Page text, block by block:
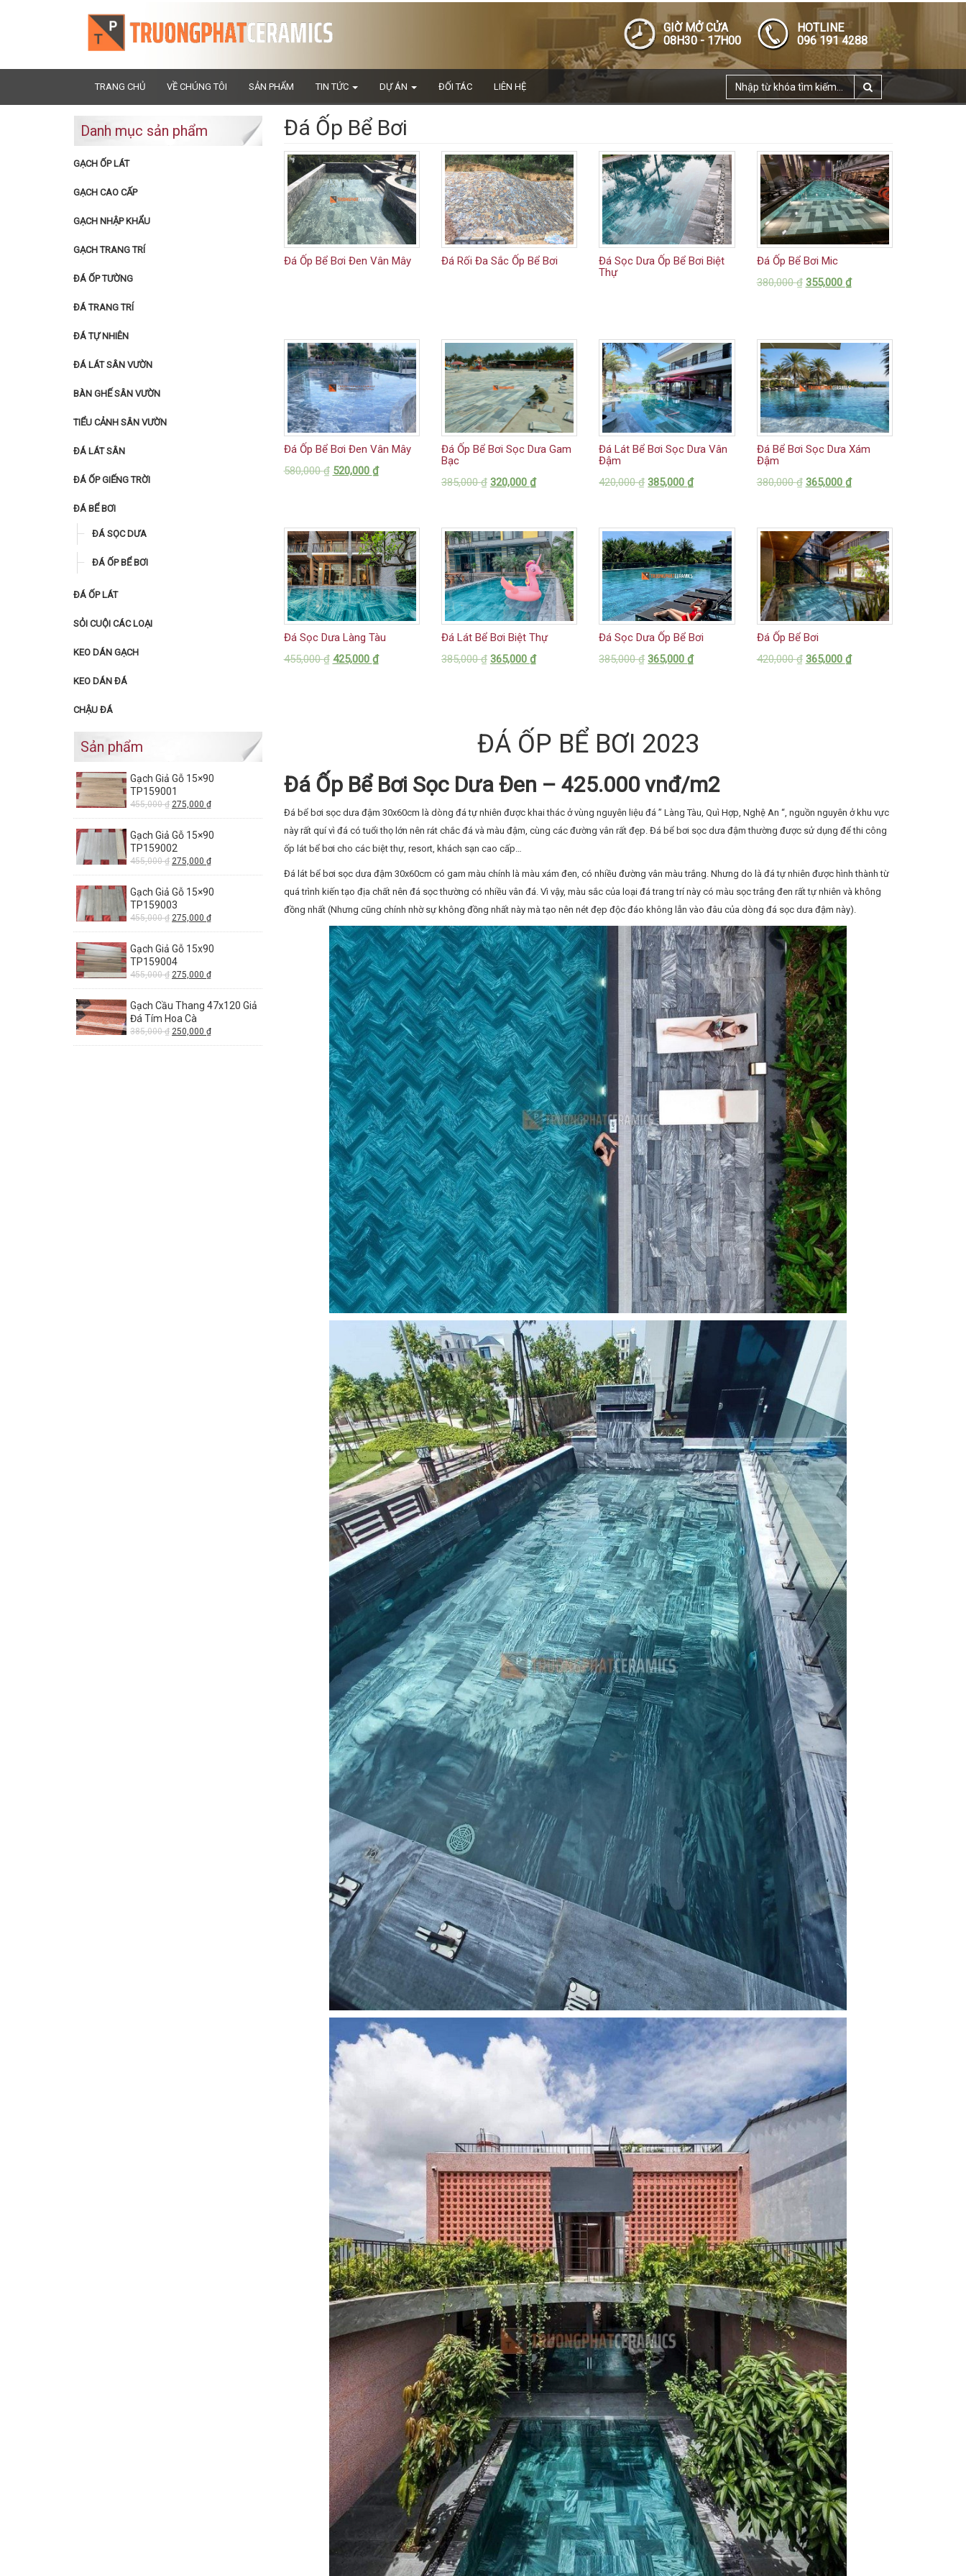
GIỜ MỞ CỬA
08H30 - 17H00
HOTLINE
096 191 4288
TRANG CHỦ VỀ CHÚNG TÔI SẢN PHẨM TIN TỨC DỰ ÁN ĐỐI TÁC LIÊN HỆ
Đá Ốp Bể Bơi
Đá Ốp Bể Bơi Đen Vân Mây Đá Rối Đa Sắc Ốp Bể Bơi
Đá Sọc Dưa Ốp Bể Bơi Biệt
Thự
Đá Ốp Bể Bơi Mic
380,000₫ 355,000 ₫
Đá Ốp Bể Bơi Đen Vân Mây
580,000₫ 520,000 ₫
Đá Ốp Bể Bơi Sọc Dưa Gam
Bạc
385,000₫ 320,000 ₫
Đá Lát Bể Bơi Sọc Dưa Vân
Đậm
420,000₫ 385,000₫
Đá Bể Bơi Sọc Dưa Xám
Đậm
380,000₫ 365,000 ₫
Đá Sọc Dưa Làng Tàu
455,000₫ 425,000 ₫
Đá Lát Bể Bơi Biệt Thự
385,000₫ 365,000 ₫
Đá Sọc Dưa Ốp Bể Bơi
385,000₫ 365,000₫
Đá Ốp Bể Bơi
420,000₫ 365,000 ₫
ĐÁ ỐP BỂ BƠI 2023
Đá Ốp Bể Bơi Sọc Dưa Đen – 425.000 vnđ/m2
Đá bể bơi sọc dưa đậm 30x60cm là dòng đá tự nhiên được khai thác ở vùng nguyên liệu đá ” Làng Tàu, Quì Hợp, Nghệ An “, nguồn nguyên ở khu vực
này rất quí vì đá có tuổi thọ lớn nên rát chắc đá và màu đậm, cùng các đường vân rất đẹp. Đá bể bơi sọc dưa đậm thường được sử dụng để thi công
ốp lát bể bơi cho các biệt thự, resort, khách sạn cao cấp…
Đá lát bể bơi sọc dưa đậm 30x60cm có gam màu chính là màu xám đen, có nhiều đường vân màu trắng. Nhưng do là đá tự nhiên được hình thành từ
quá trình kiến tạo địa chất nên đá sọc thường có nhiều vân đá. Vì vậy, màu sắc của loại đá trang trí này có màu sọc trắng đen rất tự nhiên và không
đồng nhất (Nhưng cũng chính nhờ sự không đồng nhất này mà tạo nên nét đẹp độc đáo không lẫn vào đâu của dòng đá sọc dưa đậm này).
Danh mục sản phẩm
GẠCH ỐP LÁT
GẠCH CAO CẤP
GẠCH NHẬP KHẨU
GẠCH TRANG TRÍ
ĐÁ ỐP TƯỜNG
ĐÁ TRANG TRÍ
ĐÁ TỰ NHIÊN
ĐÁ LÁT SÂN VƯỜN
BÀN GHẾ SÂN VƯỜN
TIỂU CẢNH SÂN VƯỜN
ĐÁ LÁT SÂN
ĐÁ ỐP GIẾNG TRỜI
ĐÁ BỂ BƠI
ĐÁ SỌC DƯA
ĐÁ ỐP BỂ BƠI
ĐÁ ỐP LÁT
SỎI CUỘI CÁC LOẠI
KEO DÁN GẠCH
KEO DÁN ĐÁ
CHẬU ĐÁ
Sản phẩm
Gạch Giả Gỗ 15×90
TP159001
455,000₫ 275,000 ₫
Gạch Giả Gỗ 15×90
TP159002
455,000₫ 275,000 ₫
Gạch Giả Gỗ 15×90
TP159003
455,000₫ 275,000 ₫
Gạch Giả Gỗ 15x90
TP159004
455,000₫ 275,000 ₫
Gạch Cầu Thang 47x120 Giả
Đá Tím Hoa Cà
385,000₫ 250,000 ₫